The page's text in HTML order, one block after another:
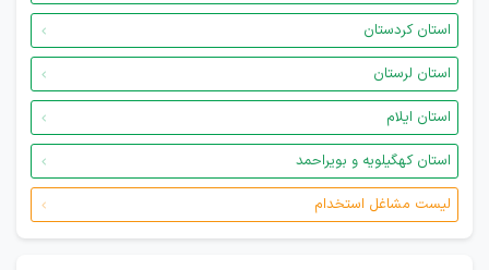
استان کردستان
استان لرستان
استان ایلام
استان کهگیلویه و بویراحمد
لیست مشاغل استخدام